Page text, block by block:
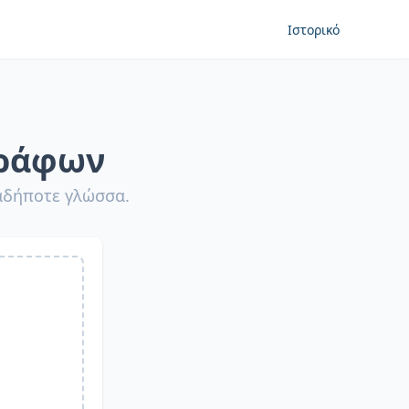
Ιστορικό
γλώσσα.